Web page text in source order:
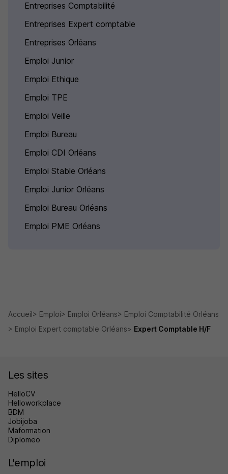
Entreprises Comptabilité
Entreprises Expert comptable
Entreprises Orléans
Emploi Junior
Emploi Ethique
Emploi TPE
Emploi Veille
Emploi Bureau
Emploi CDI Orléans
Emploi Stable Orléans
Emploi Junior Orléans
Emploi Bureau Orléans
Emploi PME Orléans
Accueil Emploi Emploi Orléans
Emploi Comptabilité Orléans
Emploi Expert comptable Orléans
Expert Comptable H/F
Les sites
HelloCV
Helloworkplace
BDM
Jobijoba
Maformation
Diplomeo
L'emploi